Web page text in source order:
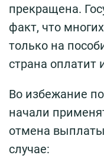
прекращена.
факт, что
только на
страна оплатит
Во избежание
начали
отмена
случае: